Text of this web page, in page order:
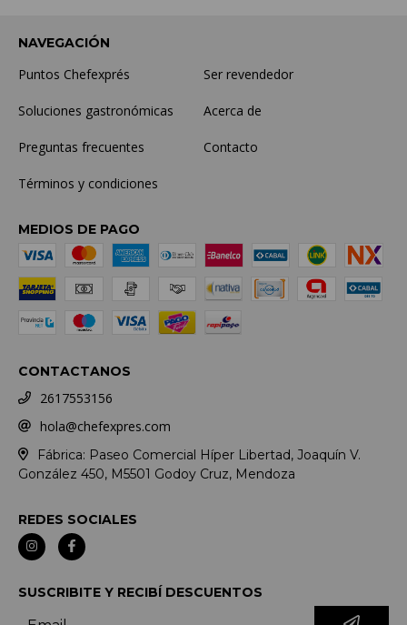
NAVEGACIÓN
Puntos Chefexprés Ser revendedor
Soluciones gastronómicas Acerca de
Preguntas frecuentes Contacto
Términos y condiciones
MEDIOS DE PAGO
CONTACTANOS
2617553156
hola@chefexpres.com
Fábrica: Paseo Comercial Híper Libertad, Joaquín V.
González 450, M5501 Godoy Cruz, Mendoza
REDES SOCIALES
SUSCRIBITE Y RECIBÍ DESCUENTOS